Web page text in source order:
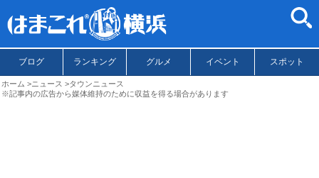
ブログ ランキング グルメ イベント スポット
ホーム ニュース
タウンニュース
※記事内の広告から媒体維持のために収益を得る場合があります